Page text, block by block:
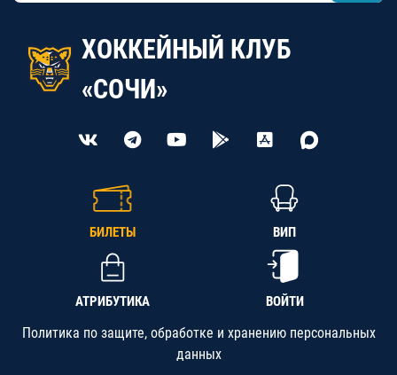
ХОККЕЙНЫЙ КЛУБ
«СОЧИ»
БИЛЕТЫ ВИП
АТРИБУТИКА ВОЙТИ
Политика по защите, обработке и хранению персональных
данных